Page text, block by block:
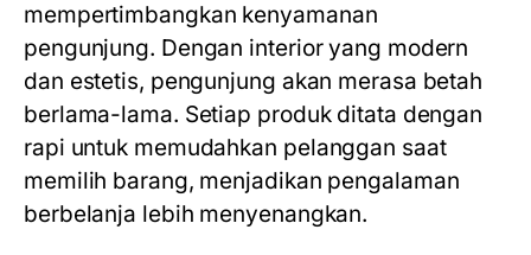
mempertimbangkan kenyamanan
pengunjung. Dengan interior yang modern
dan estetis, pengunjung akan merasa betah
berlama-lama. Setiap produk ditata dengan
rapi untuk memudahkan pelanggan saat
memilih barang, menjadikan pengalaman
berbelanja lebih menyenangkan.